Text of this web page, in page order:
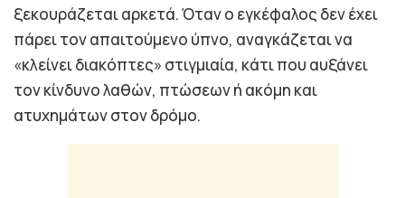
ξεκουράζεται αρκετά. Όταν ο εγκέφαλος δεν έχει
πάρει τον απαιτούμενο ύπνο, αναγκάζεται να
«κλείνει διακόπτες» στιγμιαία, κάτι που αυξάνει
τον κίνδυνο λαθών, πτώσεων ή ακόμη και
ατυχημάτων στον δρόμο.